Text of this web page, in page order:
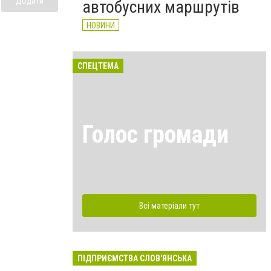
автобусних маршрутів
НОВИНИ
СПЕЦТЕМА
Голос громади
Всі матеріали тут
ПІДПРИЄМСТВА СЛОВ'ЯНСЬКА